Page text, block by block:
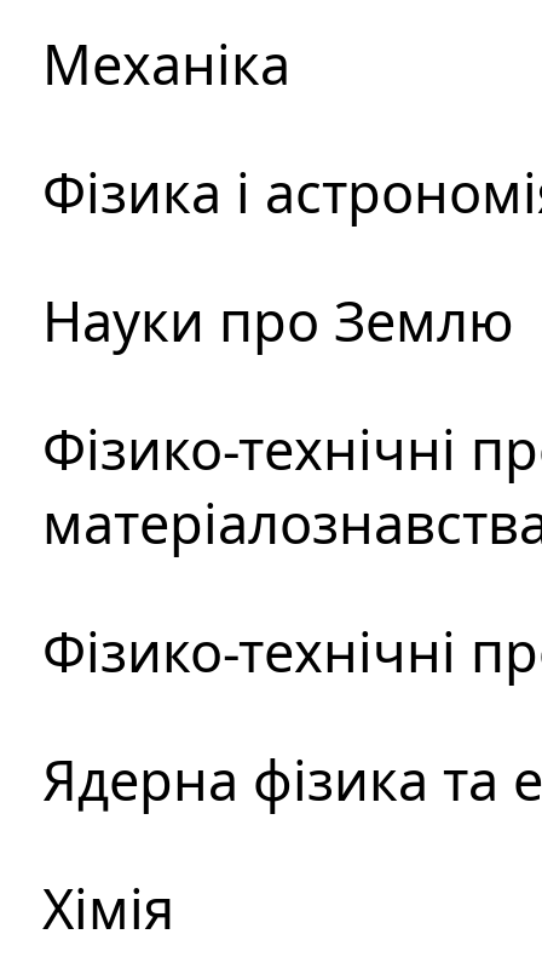
Механіка
Фізика і
Науки про Землю
Фізико-технічні
Фізико-технічні
Ядерна фізика та
Хімія